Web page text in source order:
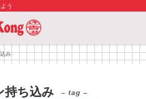
う
み
持ち込み – tag –